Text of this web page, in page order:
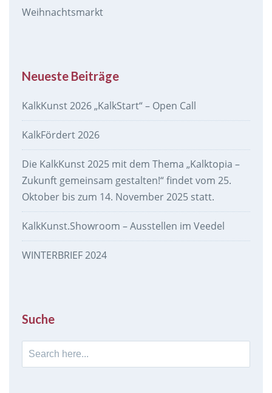
Weihnachtsmarkt
Neueste Beiträge
KalkKunst 2026 „KalkStart“ – Open Call
KalkFördert 2026
Die KalkKunst 2025 mit dem Thema „Kalktopia –
Zukunft gemeinsam gestalten!“ findet vom 25.
Oktober bis zum 14. November 2025 statt.
KalkKunst.Showroom – Ausstellen im Veedel
WINTERBRIEF 2024
Suche
Search
for: